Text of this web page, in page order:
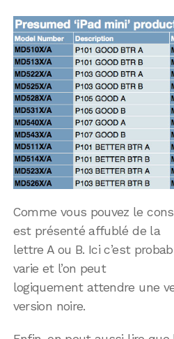
Comme vous pouvez le
est présenté affublé de la
lettre A ou B. Ici c’est
varie et l’on peut
logiquement attendre une
version noire.